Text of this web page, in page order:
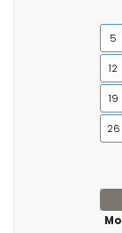
5
12
19
26
Mo